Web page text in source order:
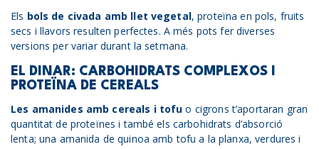
Els bols de civada amb llet vegetal, proteïna en pols, fruits
secs i llavors resulten perfectes. A més pots fer diverses
versions per variar durant la setmana.
EL DINAR: CARBOHIDRATS COMPLEXOS I
PROTEÏNA DE CEREALS
Les amanides amb cereals i tofu o cigrons t’aportaran gran
quantitat de proteïnes i també els carbohidrats d’absorció
lenta; una amanida de quinoa amb tofu a la planxa, verdures i